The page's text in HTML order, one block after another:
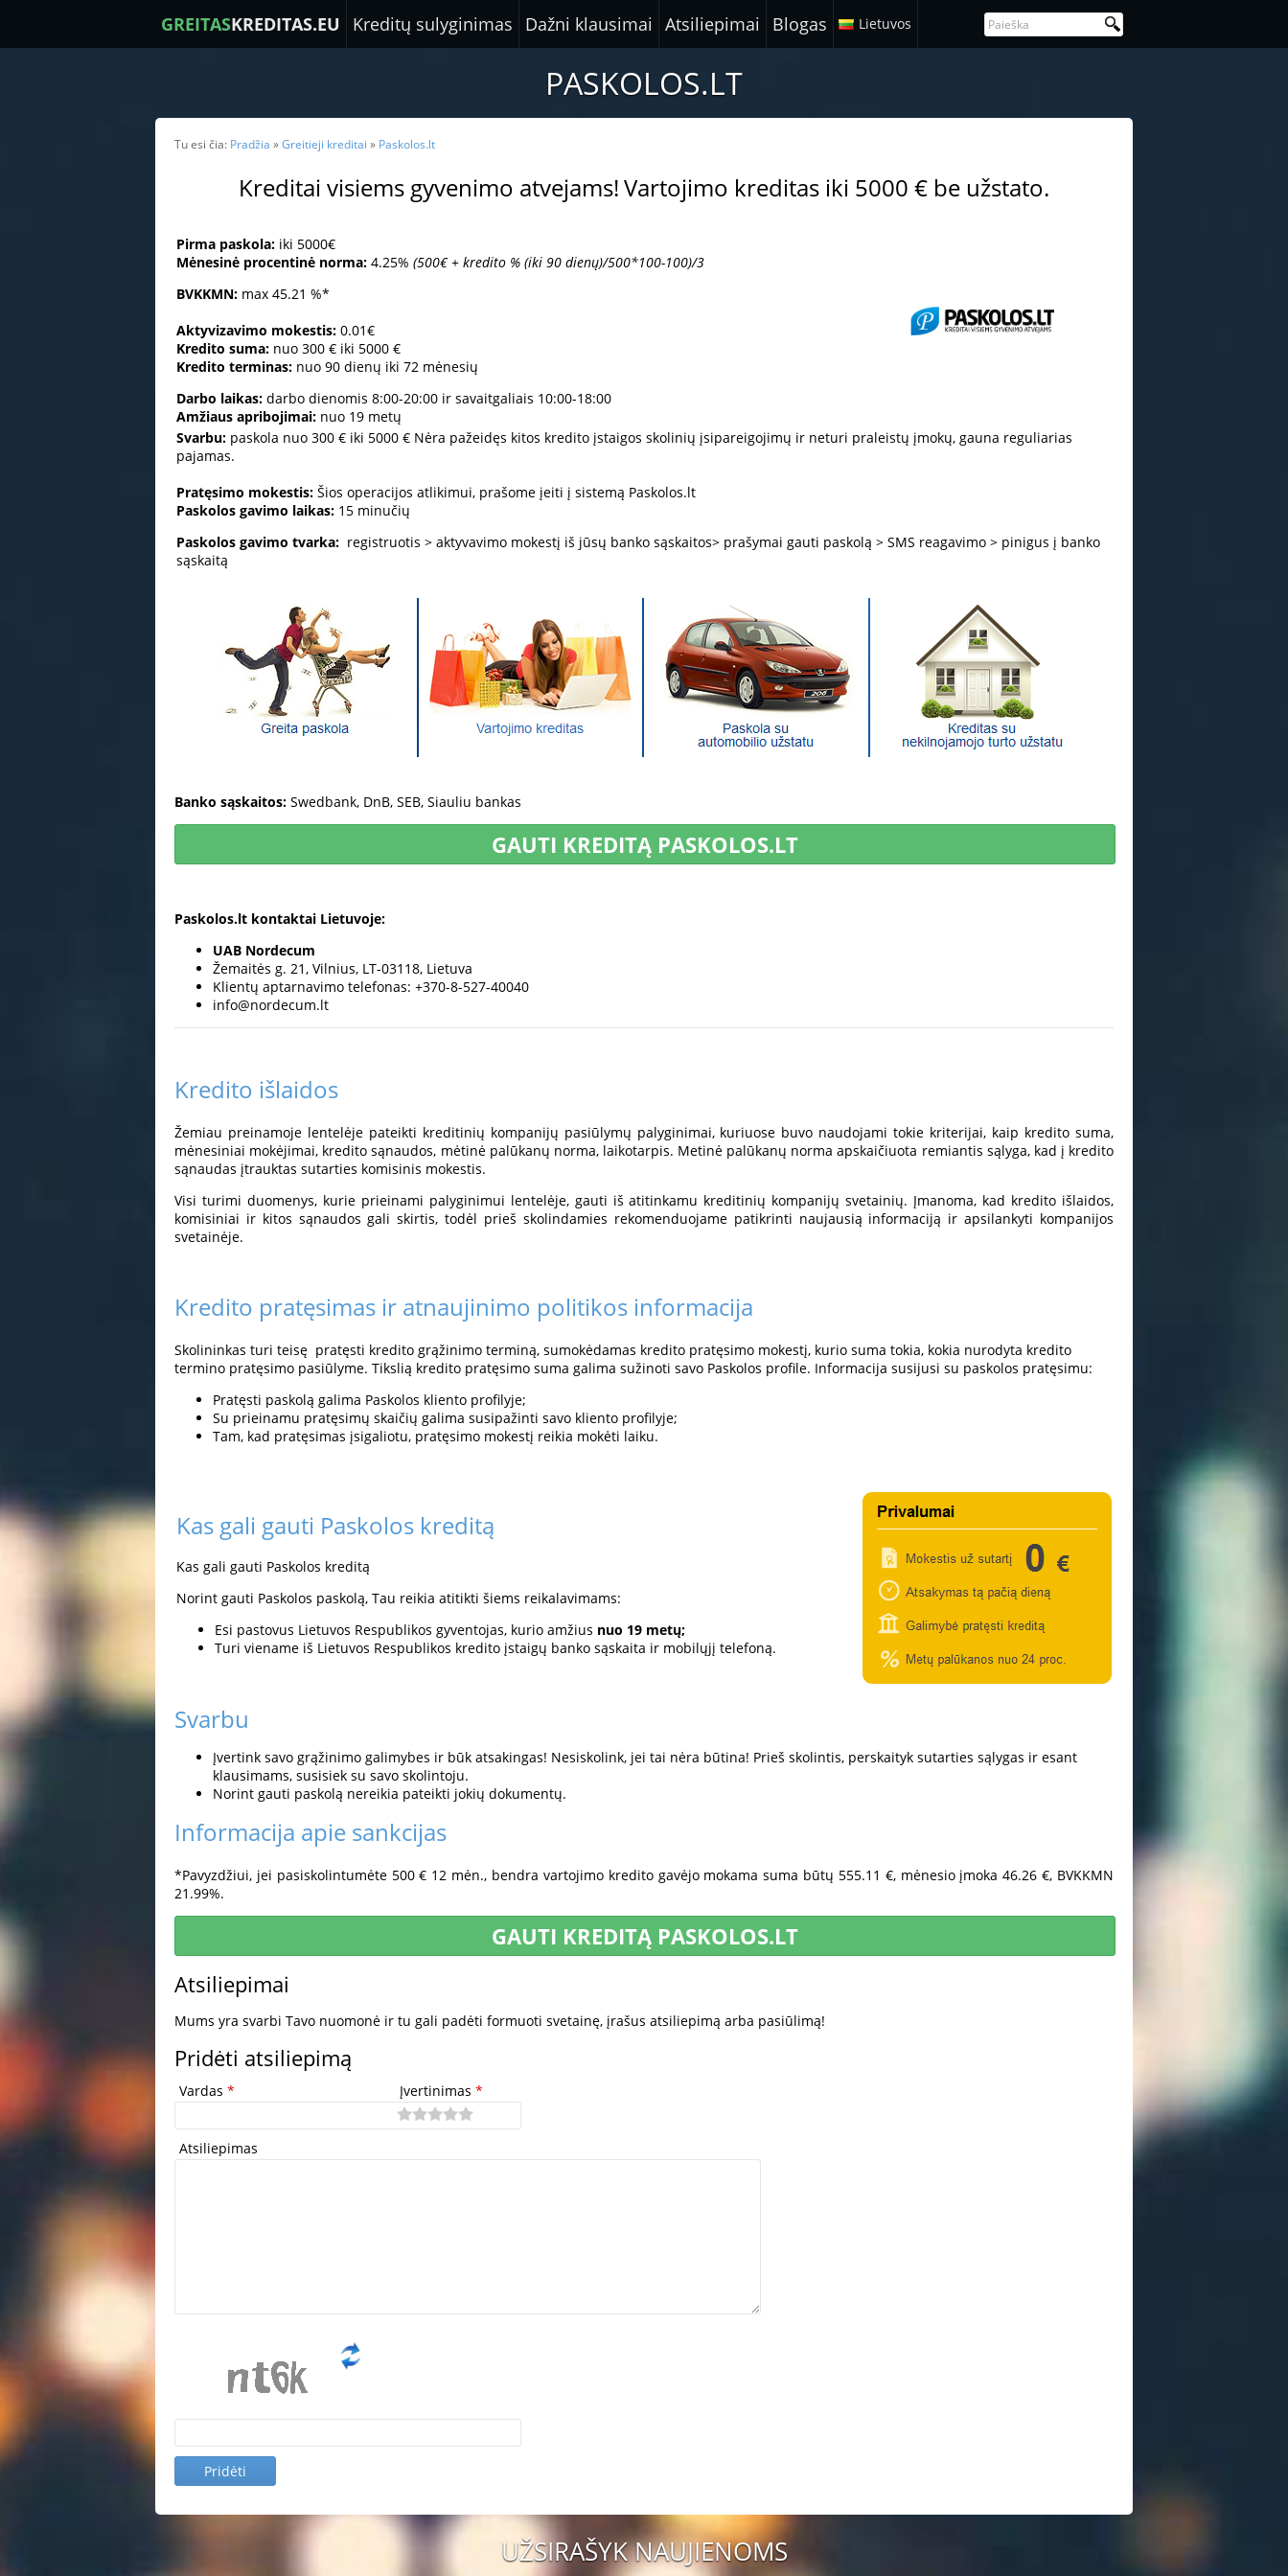
GREITASKREDITAS.EU Kreditų sulyginimas Dažni klausimai Atsiliepimai Blogas Lietuvos
PASKOLOS.LT
Tu esi čia: Pradžia »Greitieji kreditai » Paskolos.lt
Kreditai visiems gyvenimo atvejams!Vartojimo kreditas iki 5000 € be užstato.
Pirma paskola: iki 5000€
Mėnesinė procentinė norma: 4.25% (500€+ kredito % (iki 90 dienų)/500*100-100)/3
BVKKMN: max 45.21 %*
Aktyvizavimo mokestis: 0.01€
Kredito suma: nuo 300 € iki 5000 €
Kredito terminas: nuo 90 dienų iki 72 mėnesių
Darbo laikas: darbo dienomis 8:00-20:00 ir savaitgaliais 10:00-18:00
Amžiaus apribojimai: nuo 19 metų
Svarbu: paskola nuo 300 € iki 5000 € Nėra pažeidęs kitos kredito įstaigos skolinių įsipareigojimų ir neturi praleistų įmokų, gauna reguliarias
pajamas.
Pratęsimo mokestis: Šios operacijos atlikimui, prašome įeiti į sistemą Paskolos.lt
Paskolos gavimo laikas: 15 minučių
Paskolos gavimo tvarka: registruotis > aktyvavimo mokestį iš jūsų banko sąskaitos> prašymai gauti paskolą > SMS reagavimo > pinigus į banko
sąskaitą
Banko sąskaitos: Swedbank, DnB, SEB, Siauliu bankas
GAUTI KREDITĄ PASKOLOS.LT
Paskolos.lt kontaktai Lietuvoje:
UAB Nordecum
Žemaitės g. 21, Vilnius, LT-03118, Lietuva
Klientų aptarnavimo telefonas: +370-8-527-40040
info@nordecum.lt
Kredito išlaidos
Žemiau preinamoje lentelėje pateikti kreditinių kompanijų pasiūlymų palyginimai, kuriuose buvo naudojami tokie kriterijai, kaip kredito suma,
mėnesiniai mokėjimai, kredito sąnaudos, mėtinė palūkanų norma, laikotarpis. Metinė palūkanų norma apskaičiuota remiantis sąlyga, kad į kredito
sąnaudas įtrauktas sutarties komisinis mokestis.
Visi turimi duomenys, kurie prieinami palyginimui lentelėje, gauti iš atitinkamu kreditinių kompanijų svetainių. Įmanoma, kad kredito išlaidos,
komisiniai ir kitos sąnaudos gali skirtis, todėl prieš skolindamies rekomenduojame patikrinti naujausią informaciją ir apsilankyti kompanijos
svetainėje.
Kredito pratęsimas ir atnaujinimo politikos informacija
Skolininkas turi teisę pratęsti kredito grąžinimo terminą, sumokėdamas kredito pratęsimo mokestį, kurio suma tokia, kokia nurodyta kredito
termino pratęsimo pasiūlyme. Tikslią kredito pratęsimo suma galima sužinoti savo Paskolos profile. Informacija susijusi su paskolos pratęsimu:
Pratęsti paskolą galima Paskolos kliento profilyje;
Su prieinamu pratęsimų skaičių galima susipažinti savo kliento profilyje;
Tam, kad pratęsimas įsigaliotu, pratęsimo mokestį reikia mokėti laiku.
Kas gali gauti Paskolos kreditą
Kas gali gauti Paskolos kreditą
Norint gauti Paskolos paskolą, Tau reikia atitikti šiems reikalavimams:
Esi pastovus Lietuvos Respublikos gyventojas, kurio amžius nuo 19 metų;
Turi viename iš Lietuvos Respublikos kredito įstaigų banko sąskaita ir mobilųjį telefoną.
Svarbu
Įvertink savo grąžinimo galimybes ir būk atsakingas! Nesiskolink, jei tai nėra būtina! Prieš skolintis, perskaityk sutarties sąlygas ir esant
klausimams, susisiek su savo skolintoju.
Norint gauti paskolą nereikia pateikti jokių dokumentų.
Informacija apie sankcijas
*Pavyzdžiui, jei pasiskolintumėte 500 € 12 mėn., bendra vartojimo kredito gavėjo mokama suma būtų 555.11 €, mėnesio įmoka 46.26 €, BVKKMN
21.99%.
GAUTI KREDITĄ PASKOLOS.LT
Atsiliepimai
Mums yra svarbi Tavo nuomonė ir tu gali padėti formuoti svetainę, įrašus atsiliepimą arba pasiūlimą!
Pridėti atsiliepimą
Vardas * Įvertinimas *
Atsiliepimas
UŽSIRAŠYK NAUJIENOMS